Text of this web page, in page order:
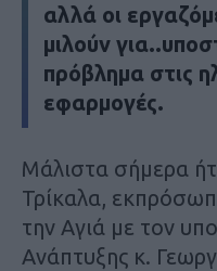
αλλά οι
μιλούν
πρόβλημα στις
εφαρμογές.
Μάλιστα σήμερα
Τρίκαλα,
την Αγιά με τον
Ανάπτυξης κ.